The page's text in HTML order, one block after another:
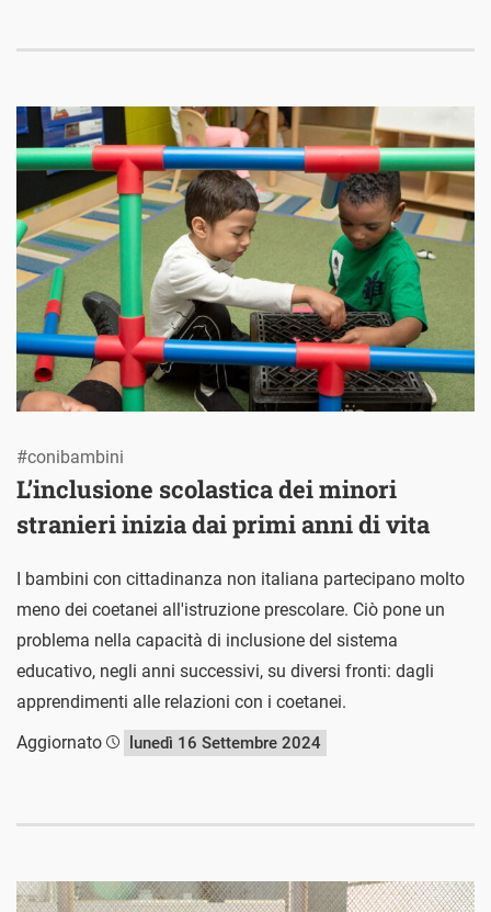
L’inclusione scolastica dei minori
stranieri inizia dai primi anni di vita
#conibambini
I bambini con cittadinanza non italiana partecipano molto
meno dei coetanei all'istruzione prescolare. Ciò pone un
problema nella capacità di inclusione del sistema
educativo, negli anni successivi, su diversi fronti: dagli
apprendimenti alle relazioni con i coetanei.
Aggiornato
lunedì 16 Settembre 2024